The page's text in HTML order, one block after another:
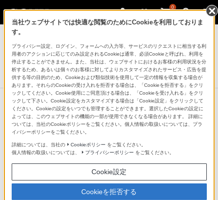
0
デジタル一眼カメラ α（アルファ）
縦位置グリップ
VG-C2EM
DISCONTINUED 生産完了
当社ウェブサイトでは快適な閲覧のためにCookieを利用しておりま
す。
プライバシー設定、ログイン、フォームへの入力等、サービスのリクエストに相当する利
用者のアクションに応じてのみ設定されるCookieは通常、必須Cookieと呼ばれ、利用を
停止することができません。また、当社は、ウェブサイトにおけるお客様の利用状況を分
析するため、あるいは個々のお客様に対してよりカスタマイズされたサービス・広告を提
供する等の目的のため、Cookieおよび類似技術を使用して一定の情報を収集する場合が
あります。それらのCookieの受け入れを拒否する場合は、「Cookieを拒否する」をクリ
ックしてください。Cookie使用にご同意頂ける場合は、「Cookieを受け入れる」をクリ
ックして下さい。Cookie設定をカスタマイズする場合は「Cookie設定」をクリックして
ください。Cookieの設定をいつでも管理することができます。選択したCookieの設定に
よっては、このウェブサイトの機能の一部が使用できなくなる場合があります。 詳細に
ついては、当社のCookieポリシーをご覧ください。個人情報の取扱いについては、プラ
イバシーポリシーをご覧ください。
詳細については、当社の Cookieポリシー をご覧ください。
個人情報の取扱いについては、
プライバシーポリシー をご覧ください。
Cookie設定
Cookieを拒否する